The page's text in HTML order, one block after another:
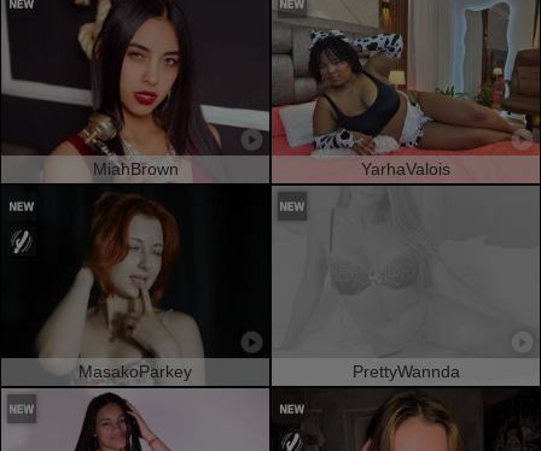
MiahBrown YarhaValois
MasakoParkey PrettyWannda